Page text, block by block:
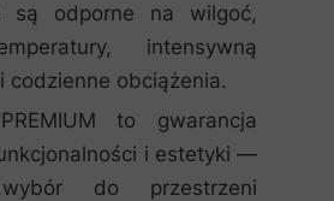
są odporne na wilgoć,
intensywną
codzienne obciążenia.
to gwarancja
i estetyki —
wybór do przestrzeni